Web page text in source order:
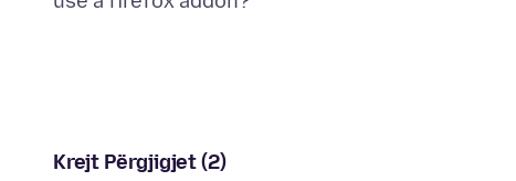
Krejt Përgjigjet (2)